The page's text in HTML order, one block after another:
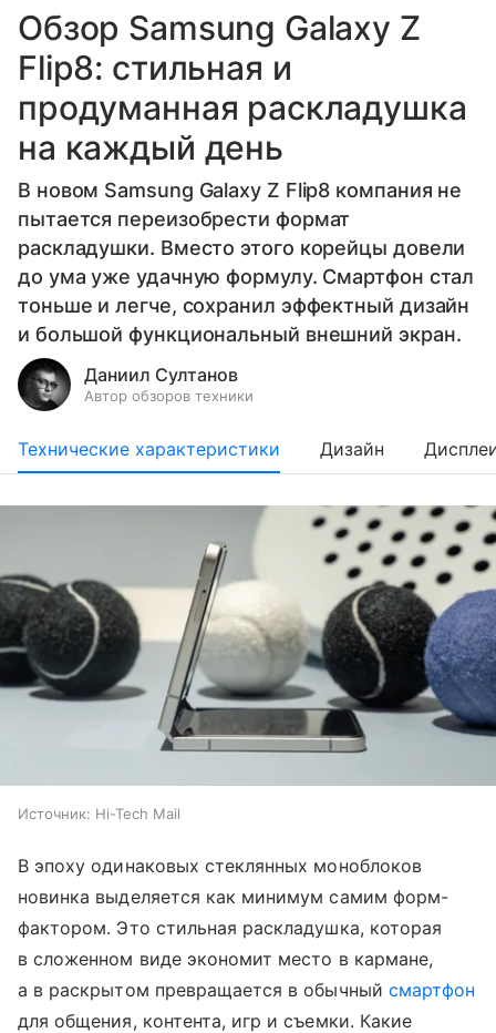
Обзор Samsung Galaxy Z
Flip8: стильная и
продуманная раскладушка
на каждый день
В новом Samsung Galaxy Z Flip8 компания не
пытается переизобрести формат
раскладушки. Вместо этого корейцы довели
до ума уже удачную формулу. Смартфон стал
тоньше и легче, сохранил эффектный дизайн
и большой функциональный внешний экран.
Даниил Султанов
Автор обзоров техники
Технические характеристики Дизайн
Источник: Hi-Tech Mail
В эпоху одинаковых стеклянных моноблоков
новинка выделяется как минимум самим форм-
фактором. Это стильная раскладушка, которая
в сложенном виде экономит место в кармане,
а в раскрытом превращается в обычный смартфон
для общения, контента, игр и съемки. Какие